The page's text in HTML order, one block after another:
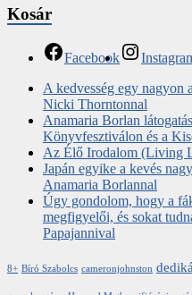
Kosár
Facebook
A kedvesség egy nagyon
Nicki Thorntonnal
Anamaria Borlan
Könyvfesztiválon és a
Az Élő Irodalom (Living
Japán egyike a kevés
Anamaria Borlannal
Úgy gondolom, hogy a
megfigyelői, és sokat
Papajannival
8+ Bíró Szabolcs cameronjohnston